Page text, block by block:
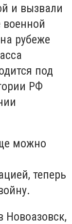
и вызвали
рубеже
под
РФ
можно
теперь
Новоазовск,